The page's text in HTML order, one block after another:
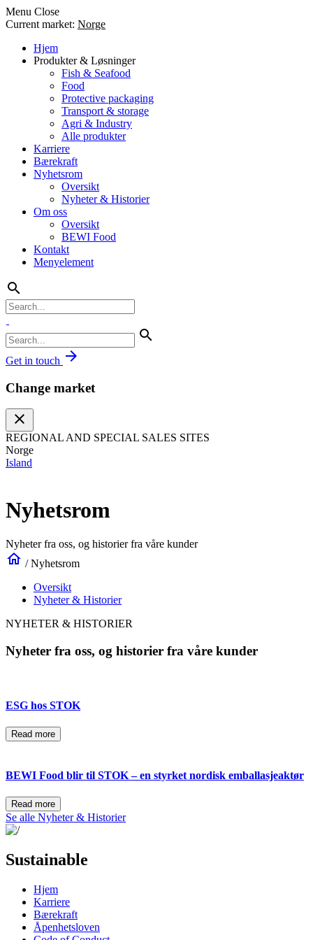
Menu Close
Current market: Norge
Hjem
Produkter & Løsninger
Fish & Seafood
Food
Protective packaging
Transport & storage
Agri & Industry
Alle produkter
Karriere
Bærekraft
Nyhetsrom
Oversikt
Nyheter & Historier
Om oss
Oversikt
BEWI Food
Kontakt
Menyelement
search
search
Get in touch arrow_forward
Change market
close
REGIONAL AND SPECIAL SALES SITES
Norge
Island
Nyhetsrom
Nyheter fra oss, og historier fra våre kunder
home /Nyhetsrom
Oversikt
Nyheter & Historier
NYHETER & HISTORIER
Nyheter fra oss, og historier fra våre kunder
ESG hos STOK
Read more
BEWI Food blir til STOK – en styrket nordisk emballasjeaktør
Read more
Se alle Nyheter & Historier
Sustainable
Hjem
Karriere
Bærekraft
Åpenhetsloven